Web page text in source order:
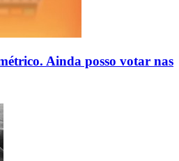
Ainda posso votar nas